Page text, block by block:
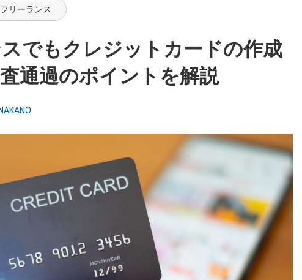
フリーランス
でもクレジットカードの作成
通過のポイントを解説